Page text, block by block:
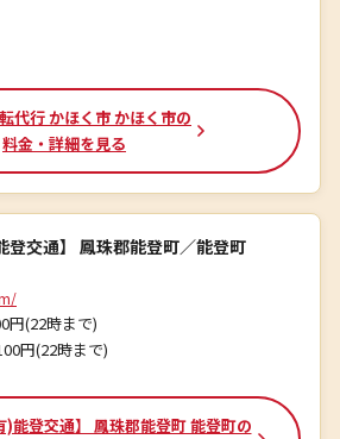
代行 かほく市 かほく市の
料金・詳細を見る
登交通】 鳳珠郡能登町／能登町
円(22時まで)
円(22時まで)
能登交通】 鳳珠郡能登町 能登町の